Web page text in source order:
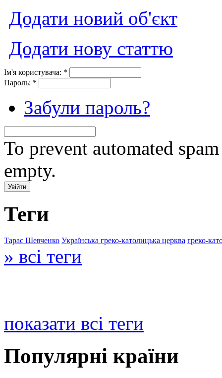
Додати новий об'єкт
Додати нову статтю
Ім'я користувача: *
Пароль: *
Забули пароль?
To prevent automated
empty.
Теги
Тарас Шевченко Українська греко-католицька церква греко-
» всі теги
показати всі теги
Популярні країни